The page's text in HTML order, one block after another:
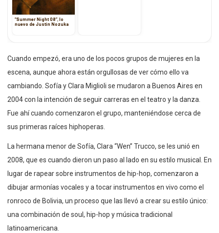
“Summer Night 08”, lo
nuevo de Justin Nozuka
Cuando empezó, era uno de los pocos grupos de mujeres en la
escena, aunque ahora están orgullosas de ver cómo ello va
cambiando. Sofía y Clara Miglioli se mudaron a Buenos Aires en
2004 con la intención de seguir carreras en el teatro y la danza.
Fue ahí cuando comenzaron el grupo, manteniéndose cerca de
sus primeras raíces hiphoperas.
La hermana menor de Sofía, Clara “Wen” Trucco, se les unió en
2008, que es cuando dieron un paso al lado en su estilo musical. En
lugar de rapear sobre instrumentos de hip-hop, comenzaron a
dibujar armonías vocales y a tocar instrumentos en vivo como el
ronroco de Bolivia, un proceso que las llevó a crear su estilo único:
una combinación de soul, hip-hop y música tradicional
latinoamericana.